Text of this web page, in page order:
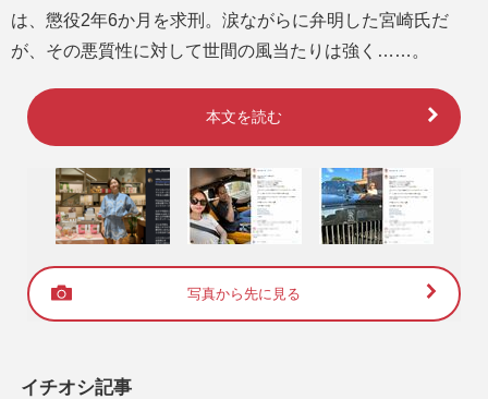
は、懲役2年6か月を求刑。涙ながらに弁明した宮崎氏だ
が、その悪質性に対して世間の風当たりは強く……。
本文を読む
写真から先に見る
イチオシ記事